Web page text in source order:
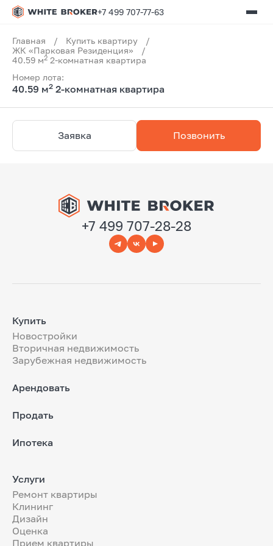
+7 499 707-77-63
Главная / Купить квартиру
/
ЖК «Парковая Резиденция»
/
40.59 м2 2-комнатная квартира
Номер лота:
40.59 м2 2-комнатная квартира
Заявка Позвонить
+7 499 707-28-28
Купить
Новостройки
Вторичная недвижимость
Зарубежная недвижимость
Арендовать
Продать
Ипотека
Услуги
Ремонт квартиры
Клининг
Дизайн
Оценка
Прием квартиры